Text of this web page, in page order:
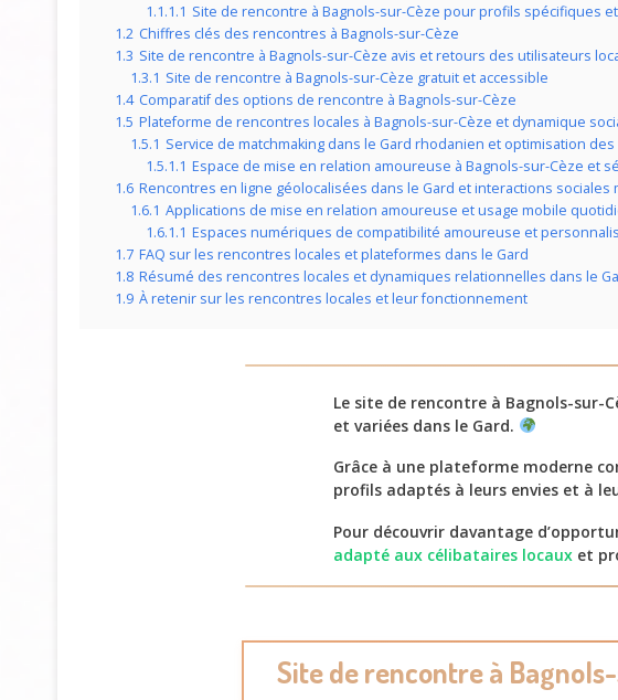
1.1.1.1 Site de rencontre à Bagnols-sur-Cèze pour profils spécifiques
1.2 Chiffres clés des rencontres à Bagnols-sur-Cèze
1.3 Site de rencontre à Bagnols-sur-Cèze avis et retours des utilisateurs
1.3.1 Site de rencontre à Bagnols-sur-Cèze gratuit et accessible
1.4 Comparatif des options de rencontre à Bagnols-sur-Cèze
1.5 Plateforme de rencontres locales à Bagnols-sur-Cèze et dynamique
1.5.1 Service de matchmaking dans le Gard rhodanien et optimisation
1.5.1.1 Espace de mise en relation amoureuse à Bagnols-sur-Cèze et
1.6 Rencontres en ligne géolocalisées dans le Gard et interactions sociales
1.6.1 Applications de mise en relation amoureuse et usage mobile
1.6.1.1 Espaces numériques de compatibilité amoureuse et
1.7 FAQ sur les rencontres locales et plateformes dans le Gard
1.8 Résumé des rencontres locales et dynamiques relationnelles dans le
1.9 À retenir sur les rencontres locales et leur fonctionnement
Le site de rencontre à Bagnols-sur-
et variées dans le Gard.
Grâce à une plateforme moderne
profils adaptés à leurs envies et à
Pour découvrir davantage
adapté aux célibataires locaux et
Site de rencontre à